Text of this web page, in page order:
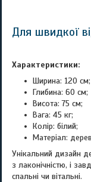
Для швидкої
Характеристики:
Ширина: 120 см;
Глибина: 60 см;
Висота: 75 см;
Вага: 45 кг;
Колір: білий;
Матеріал:
Унікальний дизайн
з лаконічністю, і
спальні чи вітальні.